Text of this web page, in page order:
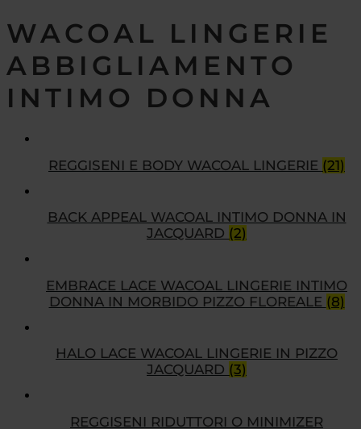
WACOAL LINGERIE
ABBIGLIAMENTO
INTIMO DONNA
REGGISENI E BODY WACOAL LINGERIE (21)
BACK APPEAL WACOAL INTIMO DONNA IN
JACQUARD (2)
EMBRACE LACE WACOAL LINGERIE INTIMO
DONNA IN MORBIDO PIZZO FLOREALE (8)
HALO LACE WACOAL LINGERIE IN PIZZO
JACQUARD (3)
REGGISENI RIDUTTORI O MINIMIZER